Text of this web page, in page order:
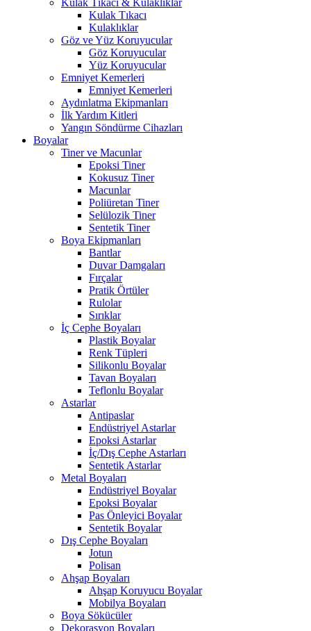
Kulak Tıkacı & Kulaklıklar
Kulak Tıkacı
Kulaklıklar
Göz ve Yüz Koruyucular
Göz Koruyucular
Yüz Koruyucular
Emniyet Kemerleri
Emniyet Kemerleri
Aydınlatma Ekipmanları
İlk Yardım Kitleri
Yangın Söndürme Cihazları
Boyalar
Tiner ve Macunlar
Epoksi Tiner
Kokusuz Tiner
Macunlar
Poliüretan Tiner
Selülozik Tiner
Sentetik Tiner
Boya Ekipmanları
Bantlar
Duvar Damgaları
Fırçalar
Pratik Örtüler
Rulolar
Sırıklar
İç Cephe Boyaları
Plastik Boyalar
Renk Tüpleri
Silikonlu Boyalar
Tavan Boyaları
Teflonlu Boyalar
Astarlar
Antipaslar
Endüstriyel Astarlar
Epoksi Astarlar
İç/Dış Cephe Astarları
Sentetik Astarlar
Metal Boyaları
Endüstriyel Boyalar
Epoksi Boyalar
Pas Önleyici Boyalar
Sentetik Boyalar
Dış Cephe Boyaları
Jotun
Polisan
Ahşap Boyaları
Ahşap Koruyucu Boyalar
Mobilya Boyaları
Boya Sökücüler
Dekorasyon Boyaları